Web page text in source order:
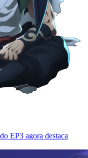
EP3 agora destaca